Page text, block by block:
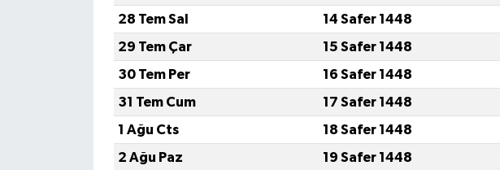
28 Tem Sal
14 Safer 1448
29 Tem Çar
15 Safer 1448
30 Tem Per
16 Safer 1448
31 Tem Cum
17 Safer 1448
1 Ağu Cts
18 Safer 1448
2 Ağu Paz
19 Safer 1448